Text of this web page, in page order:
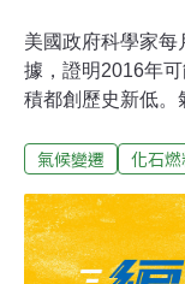
美國政府科學家
據，證明2016年
積都創歷史新低。
化。此外，2016
大氣總署（NOAA
開始有紀錄以來第
氣溫仍然異常的高
氣候變遷 化石